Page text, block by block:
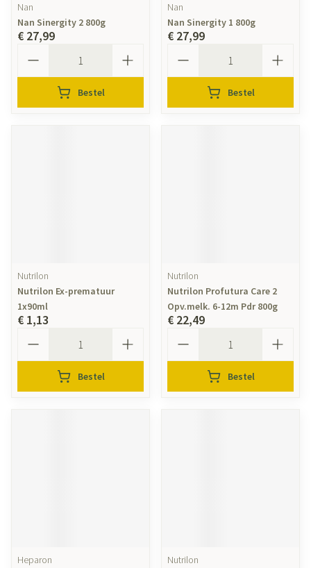
Nan
Nan Sinergity 2 800g
€ 27,99
Bestel
Nan
Nan Sinergity 1 800g
€ 27,99
Bestel
Nutrilon
Nutrilon Ex-prematuur
1x90ml
€ 1,13
Bestel
Nutrilon
Nutrilon Profutura Care 2
Opv.melk. 6-12m Pdr 800g
€ 22,49
Bestel
Heparon
Nutrilon